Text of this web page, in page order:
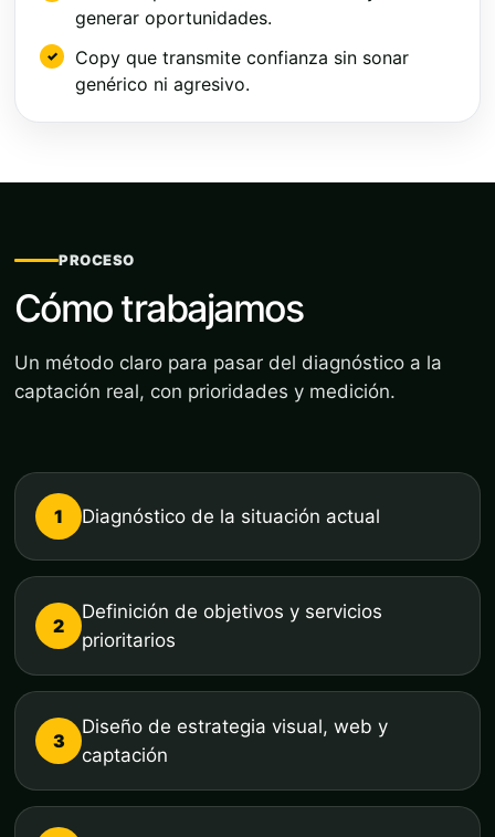
generar oportunidades.
Copy que transmite confianza sin sonar
genérico ni agresivo.
PROCESO
Cómo trabajamos
Un método claro para pasar del diagnóstico a la
captación real, con prioridades y medición.
1 Diagnóstico de la situación actual
2
Definición de objetivos y servicios
prioritarios
3
Diseño de estrategia visual, web y
captación